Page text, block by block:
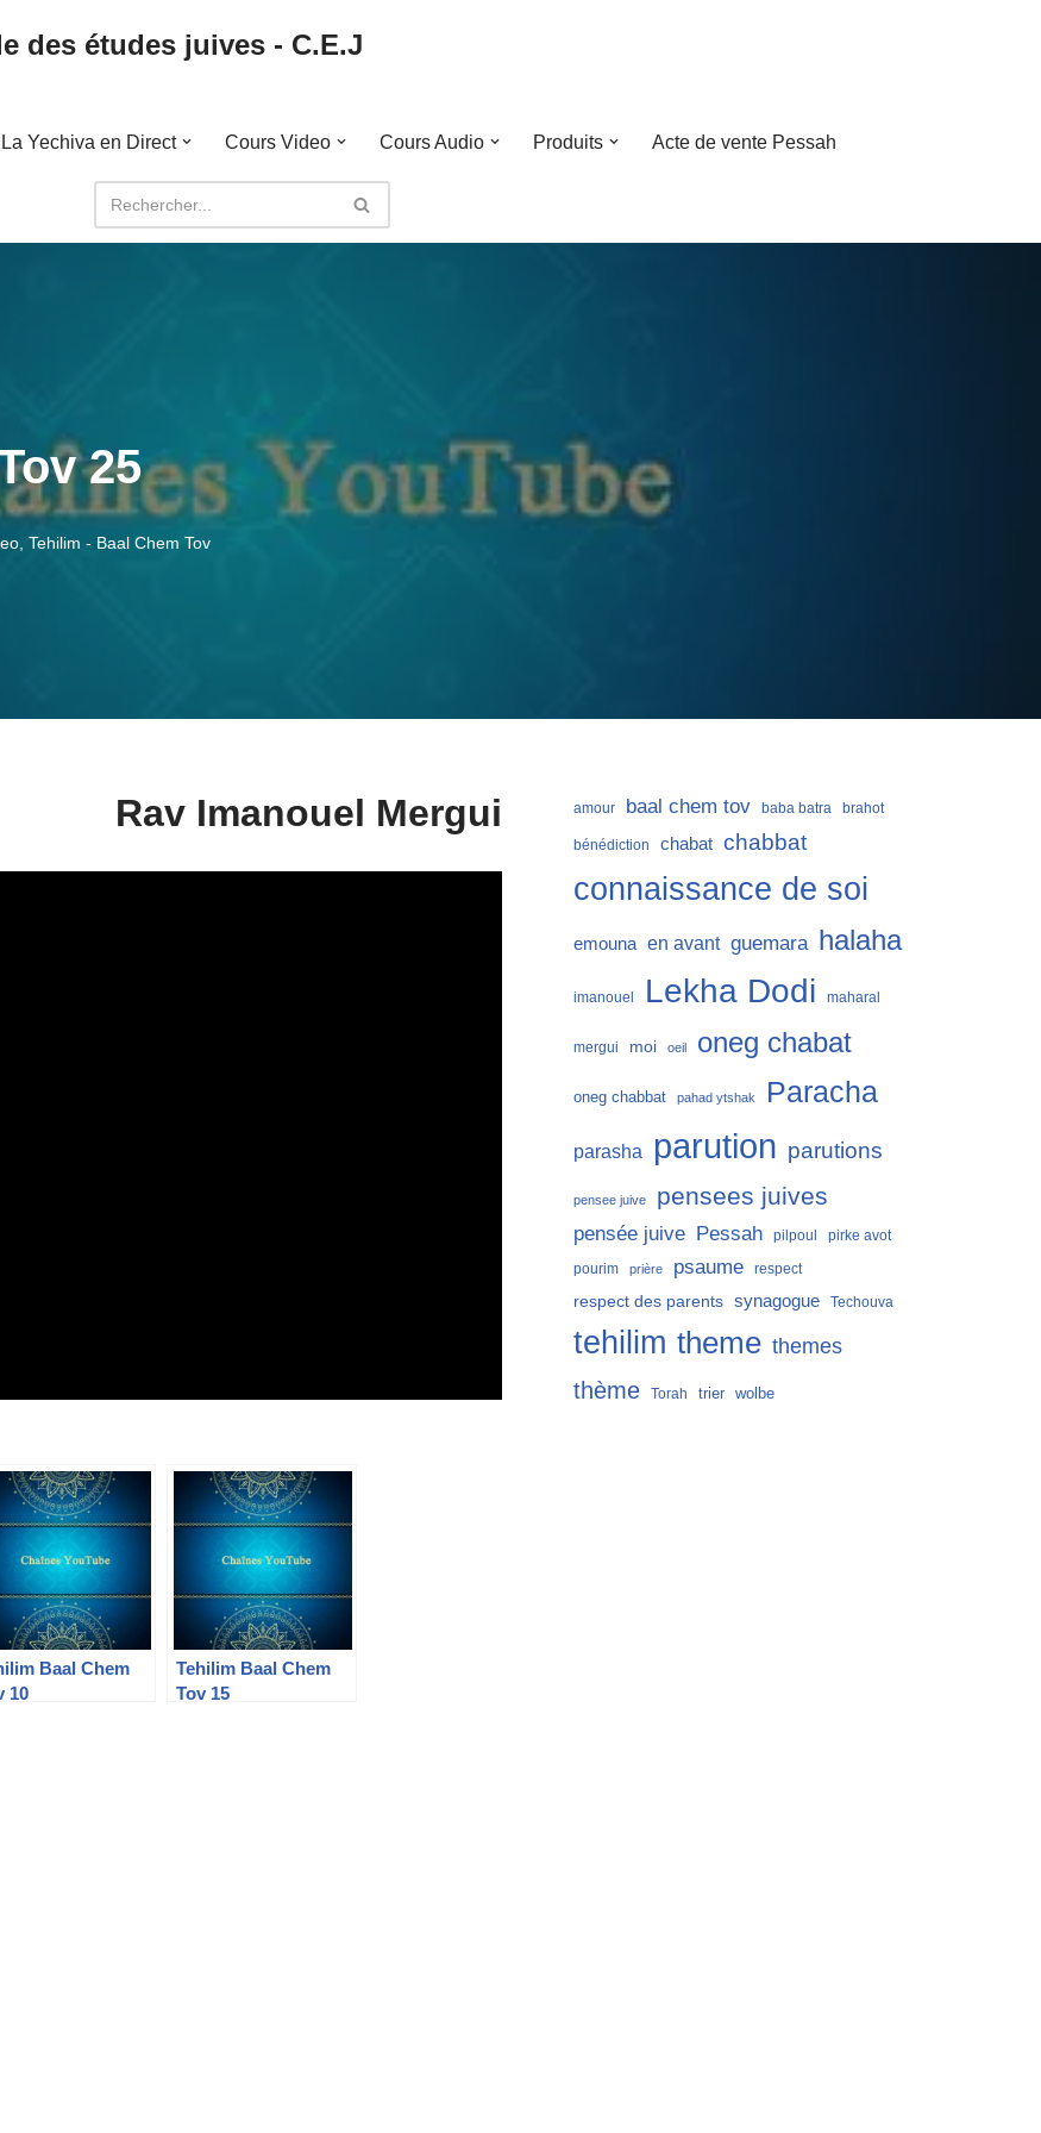
des études juives - C.E.J
La Yechiva en Direct Cours Video Cours Audio Produits Acte de vente Pessah
25
Tehilim - Baal Chem Tov
Rav Imanouel Mergui
Baal Chem
10
Tehilim Baal Chem
Tov 15
amour baal chem tov baba batra brahot
bénédiction chabat chabbat
connaissance de soi
emouna en avant guemara halaha
imanouel Lekha Dodi maharal
mergui moi oeil oneg chabat
oneg chabbat pahad ytshak Paracha
parasha parution parutions
pensee juive pensees juives
pensée juive Pessah pilpoul
pirke avot
pourim
prière psaume respect
respect des parents synagogue Techouva
tehilim theme themes
thème Torah trier wolbe